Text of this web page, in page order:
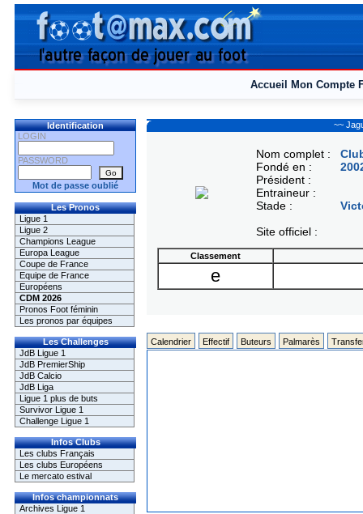
Accueil Mon Compte
Identification
LOGIN
PASSWORD
Mot de passe oublié
Les Pronos
Ligue 1
Ligue 2
Champions League
Europa League
Coupe de France
Equipe de France
Européens
CDM 2026
Pronos Foot féminin
Les pronos par équipes
Les Challenges
JdB Ligue 1
JdB PremierShip
JdB Calcio
JdB Liga
Ligue 1 plus de buts
Survivor Ligue 1
Challenge Ligue 1
Infos Clubs
Les clubs Français
Les clubs Européens
Le mercato estival
Infos championnats
Archives Ligue 1
~~
Nom complet :
Fondé en :
Président :
Entraineur :
Stade :
Site officiel :
Classement
e
Calendrier Effectif Buteurs Palmarès